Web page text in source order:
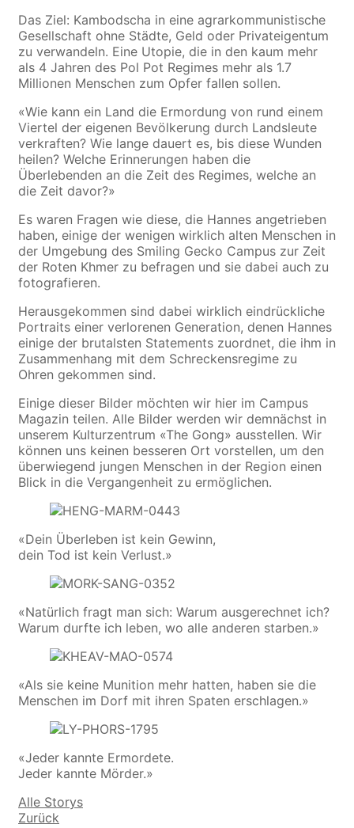
Das Ziel: Kambodscha in eine agrarkommunistische
Gesellschaft ohne Städte, Geld oder Privateigentum
zu verwandeln. Eine Utopie, die in den kaum mehr
als 4 Jahren des Pol Pot Regimes mehr als 1.7
Millionen Menschen zum Opfer fallen sollen.
«Wie kann ein Land die Ermordung von rund einem
Viertel der eigenen Bevölkerung durch Landsleute
verkraften? Wie lange dauert es, bis diese Wunden
heilen? Welche Erinnerungen haben die
Überlebenden an die Zeit des Regimes, welche an
die Zeit davor?»
Es waren Fragen wie diese, die Hannes angetrieben
haben, einige der wenigen wirklich alten Menschen in
der Umgebung des Smiling Gecko Campus zur Zeit
der Roten Khmer zu befragen und sie dabei auch zu
fotografieren.
Herausgekommen sind dabei wirklich eindrückliche
Portraits einer verlorenen Generation, denen Hannes
einige der brutalsten Statements zuordnet, die ihm in
Zusammenhang mit dem Schreckensregime zu
Ohren gekommen sind.
Einige dieser Bilder möchten wir hier im Campus
Magazin teilen. Alle Bilder werden wir demnächst in
unserem Kulturzentrum «The Gong» ausstellen. Wir
können uns keinen besseren Ort vorstellen, um den
überwiegend jungen Menschen in der Region einen
Blick in die Vergangenheit zu ermöglichen.
«Dein Überleben ist kein Gewinn,
dein Tod ist kein Verlust.»
«Natürlich fragt man sich: Warum ausgerechnet ich?
Warum durfte ich leben, wo alle anderen starben.»
«Als sie keine Munition mehr hatten, haben sie die
Menschen im Dorf mit ihren Spaten erschlagen.»
«Jeder kannte Ermordete.
Jeder kannte Mörder.»
Alle Storys
Zurück